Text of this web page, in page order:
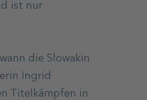
ist nur
die Slowakin
Ingrid
Titelkämpfen in